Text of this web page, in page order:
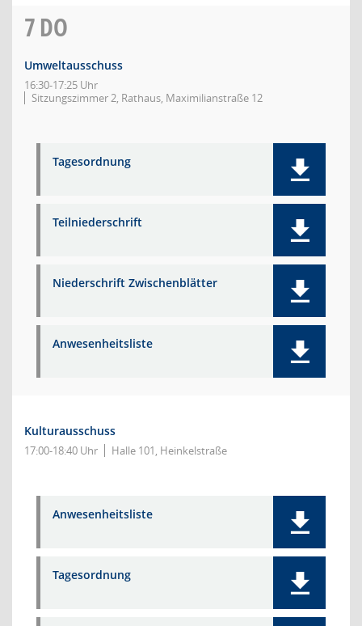
7DO
Umweltausschuss
16:30-17:25 Uhr
Sitzungszimmer 2, Rathaus, Maximilianstraße 12
Tagesordnung
Teilniederschrift
Niederschrift Zwischenblätter
Anwesenheitsliste
Kulturausschuss
17:00-18:40 Uhr Halle 101, Heinkelstraße
Anwesenheitsliste
Tagesordnung